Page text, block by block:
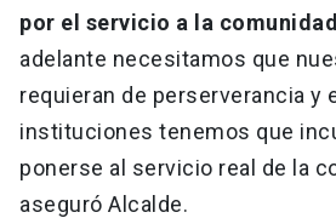
por el servicio a la
adelante necesitamos que
requieran de perserverancia y
instituciones tenemos que
ponerse al servicio real de la
aseguró Alcalde.